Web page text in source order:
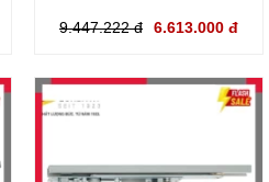
9.447.222 đ 6.613.000 đ